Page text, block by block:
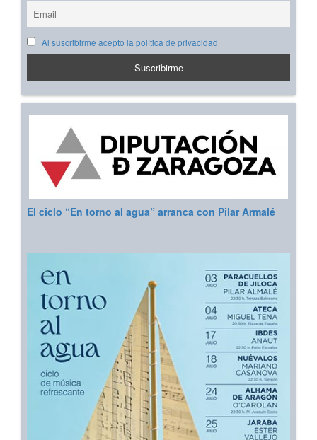
Al suscribirme acepto la política de privacidad
El ciclo “En torno al agua” arranca con Pilar Armalé